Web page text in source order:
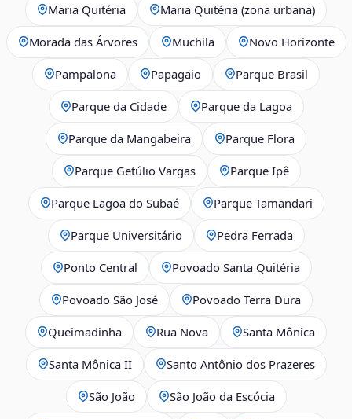
Maria Quitéria Maria Quitéria (zona urbana)
Morada das Árvores Muchila Novo Horizonte
Pampalona Papagaio Parque Brasil
Parque da Cidade Parque da Lagoa
Parque da Mangabeira Parque Flora
Parque Getúlio Vargas Parque Ipê
Parque Lagoa do Subaé Parque Tamandari
Parque Universitário Pedra Ferrada
Ponto Central Povoado Santa Quitéria
Povoado São José Povoado Terra Dura
Queimadinha Rua Nova Santa Mônica
Santa Mônica II Santo Antônio dos Prazeres
São João São João da Escócia